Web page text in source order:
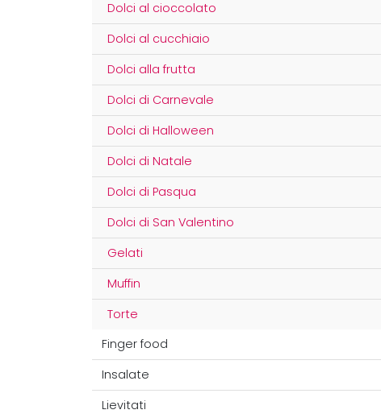
Dolci al cioccolato
Dolci al cucchiaio
Dolci alla frutta
Dolci di Carnevale
Dolci di Halloween
Dolci di Natale
Dolci di Pasqua
Dolci di San Valentino
Gelati
Muffin
Torte
Finger food
Insalate
Lievitati